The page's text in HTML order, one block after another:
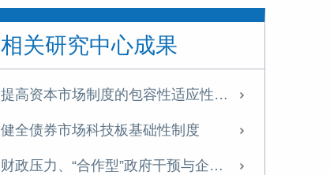
尹中立：关于稳定房地产市场的几点建议
尹中立：征收房地产税的难点及对策
相关研究中心成果
提高资本市场制度的包容性适应性是投融资综合改革的核心目标
健全债券市场科技板基础性制度
财政压力、“合作型”政府干预与企业投资